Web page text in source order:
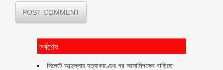
সর্বশেষ
সিলেটে আব্দুল্লাহ হত্যাকাণ্ডের পর আসামিপক্ষের বাড়িতে